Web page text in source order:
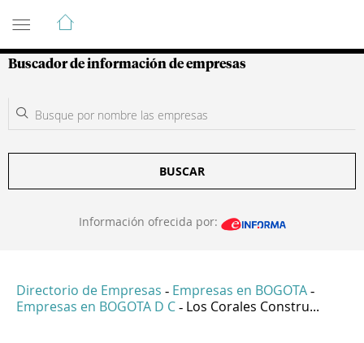
Guía de Empresas Colombianas
Buscador de información de empresas
BUSCAR
Información ofrecida por:
Directorio de Empresas - Empresas en BOGOTA -
Empresas en BOGOTA D C - Los Corales Constru...